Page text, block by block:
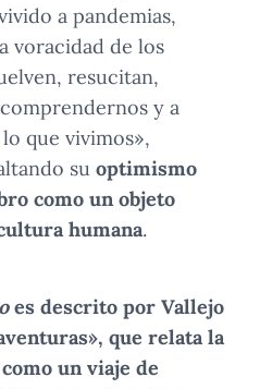
a pandemias,
voracidad de los
resucitan,
y a
que vivimos»,
su optimismo
como un objeto
humana.
es descrito por Vallejo
que relata la
un viaje de